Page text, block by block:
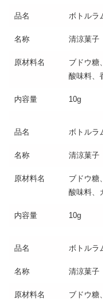
品名 ボトルラ
名称 清涼菓子
原材料名
ブドウ糖
酸味料、
内容量 10g
品名 ボトルラ
名称 清涼菓子
原材料名
ブドウ糖
酸味料、
内容量 10g
品名 ボトルラ
名称 清涼菓子
原材料名
ブドウ糖